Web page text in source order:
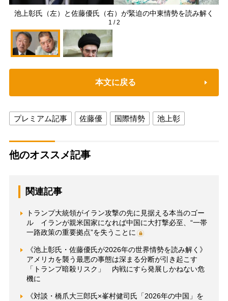
池上彰氏（左）と佐藤優氏（右）が緊迫の中東情勢を読み解く
1 /2
本文に戻る
プレミアム記事 佐藤優 国際情勢 池上彰
他のオススメ記事
関連記事
トランプ大統領がイラン攻撃の先に見据える本当のゴー
ル イランが親米国家になれば中国に大打撃必至、“一帯
一路政策の重要拠点”を失うことに
《池上彰氏・佐藤優氏が2026年の世界情勢を読み解く》
アメリカを襲う最悪の事態は深まる分断が引き起こす
「トランプ暗殺リスク」 内戦にすら発展しかねない危
機に
《対談・橋爪大三郎氏×峯村健司氏「2026年の中国」を